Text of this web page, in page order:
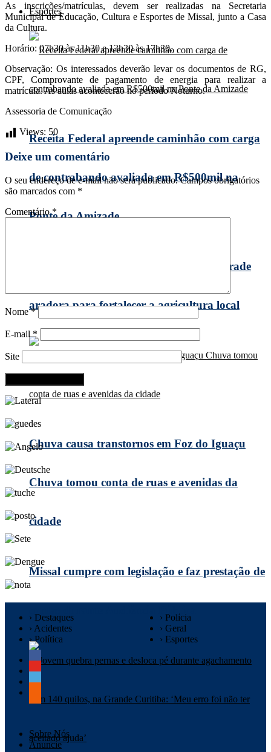
Esportes
Receita Federal apreende caminhão com carga
de contrabando avaliada em R$500mil na
Ponte da Amizade
taipulândia investe R$ 58 mil em nova grade
aradora para fortalecer a agricultura local
Chuva causa transtornos em Foz do Iguaçu
Chuva tomou conta de ruas e avenidas da
cidade
Missal cumpre com legislação e faz prestação de
As inscrições/matrículas, devem ser realizadas na Secretaria
Municipal de Educação, Cultura e Esportes de Missal, junto a Casa
da Cultura.
Horário: 07h30 às 11h30 e 13h30 às 17h30.
Observação: Os interessados deverão levar os documentos de RG,
CPF, Comprovante de pagamento de energia para realizar a
matrícula. As aulas acontecerão no período Noturno.
Assessoria de Comunicação
Views: 50
Deixe um comentário
O seu endereço de e-mail não será publicado. Campos obrigatórios
são marcados com *
Comentário*
Nome*
E-mail*
Site
› Destaques
› Acidentes
› Política
› Polícia
› Geral
› Esportes
Sobre Nós
Anuncie